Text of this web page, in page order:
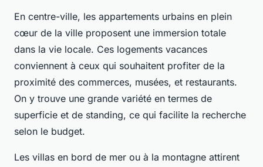
En centre-ville, les appartements urbains en plein
cœur de la ville proposent une immersion totale
dans la vie locale. Ces logements vacances
conviennent à ceux qui souhaitent profiter de la
proximité des commerces, musées, et restaurants.
On y trouve une grande variété en termes de
superficie et de standing, ce qui facilite la recherche
selon le budget.
Les villas en bord de mer ou à la montagne attirent